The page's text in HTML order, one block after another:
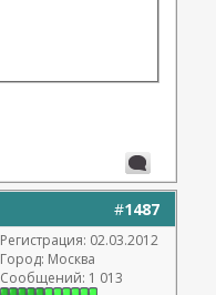
#1487
Регистрация: 02.03.2012
Город: Москва
Сообщений: 1 013